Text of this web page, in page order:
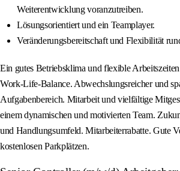
Weiterentwicklung voranzutreiben.
Lösungsorientiert und ein Teamplayer.
Veränderungsbereitschaft und Flexibilität
Ein gutes Betriebsklima und flexible
Work-Life-Balance. Abwechslungsreicher und
Aufgabenbereich. Mitarbeit und vielfältige
einem dynamischen und motivierten Team.
und Handlungsumfeld. Mitarbeiterrabatte. Gute
kostenlosen Parkplätzen.